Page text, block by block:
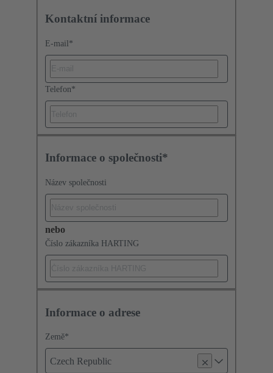
Kontaktní informace
E-mail *
Telefon*
Informace o společnosti*
Název společnosti
nebo
Číslo zákazníka HARTING
Informace o adrese
Země*
Czech Republic